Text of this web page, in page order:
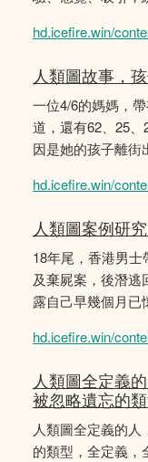
hd.icefire.win/
人類圖故事，
一位4/6的媽媽，
道，還有62、25
因是她的孩子離街
hd.icefire.win/
人類圖案例研
18年尾，香港男
及棄屍案，後潛
露自己早幾個月已
hd.icefire.win/
人類圖全定義
被忽略遺忘的
人類圖全定義的
的類型，全定義，